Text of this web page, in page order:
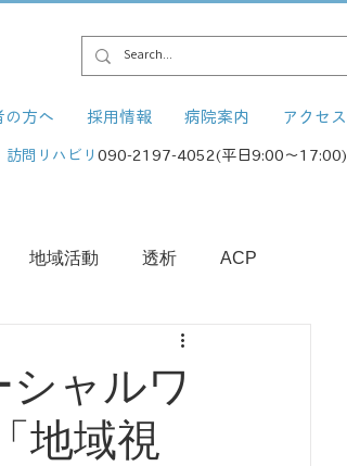
の方へ 採用情報 病院案内 アクセス
訪問リハビリ 090-2197-4052(平日9:00～17:00)
地域活動 透析 ACP
ャルワ
地域視